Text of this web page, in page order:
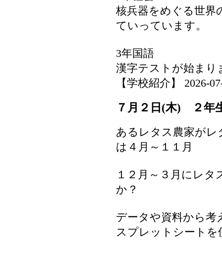
核兵器をめぐる世界
ていっています。
3年国語
漢字テストが始まり
【学校紹介】 2026-
７月２日(木) ２
あるレタス農家がレ
は４月～１１月
１２月～３月にレ
か？
データや資料から
スプレットシート